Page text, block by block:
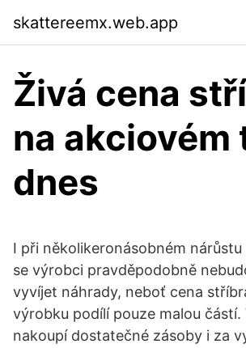
skattereemx.web.app
Živá cena
na akciovém
dnes
I při několikeronásobném
se výrobci pravděpodobně
vyvíjet náhrady, neboť cena
výrobku podílí pouze malou částí.
nakoupí dostatečné zásoby i za